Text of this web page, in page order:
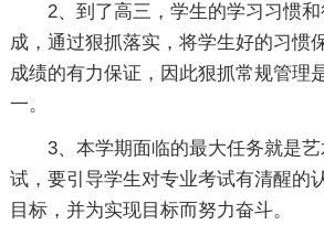
2、到了高三，学生的学习习惯
成，通过狠抓落实，将学生好的习惯
成绩的有力保证，因此狠抓常规管理
一。
3、本学期面临的最大任务就是
试，要引导学生对专业考试有清醒的
目标，并为实现目标而努力奋斗。